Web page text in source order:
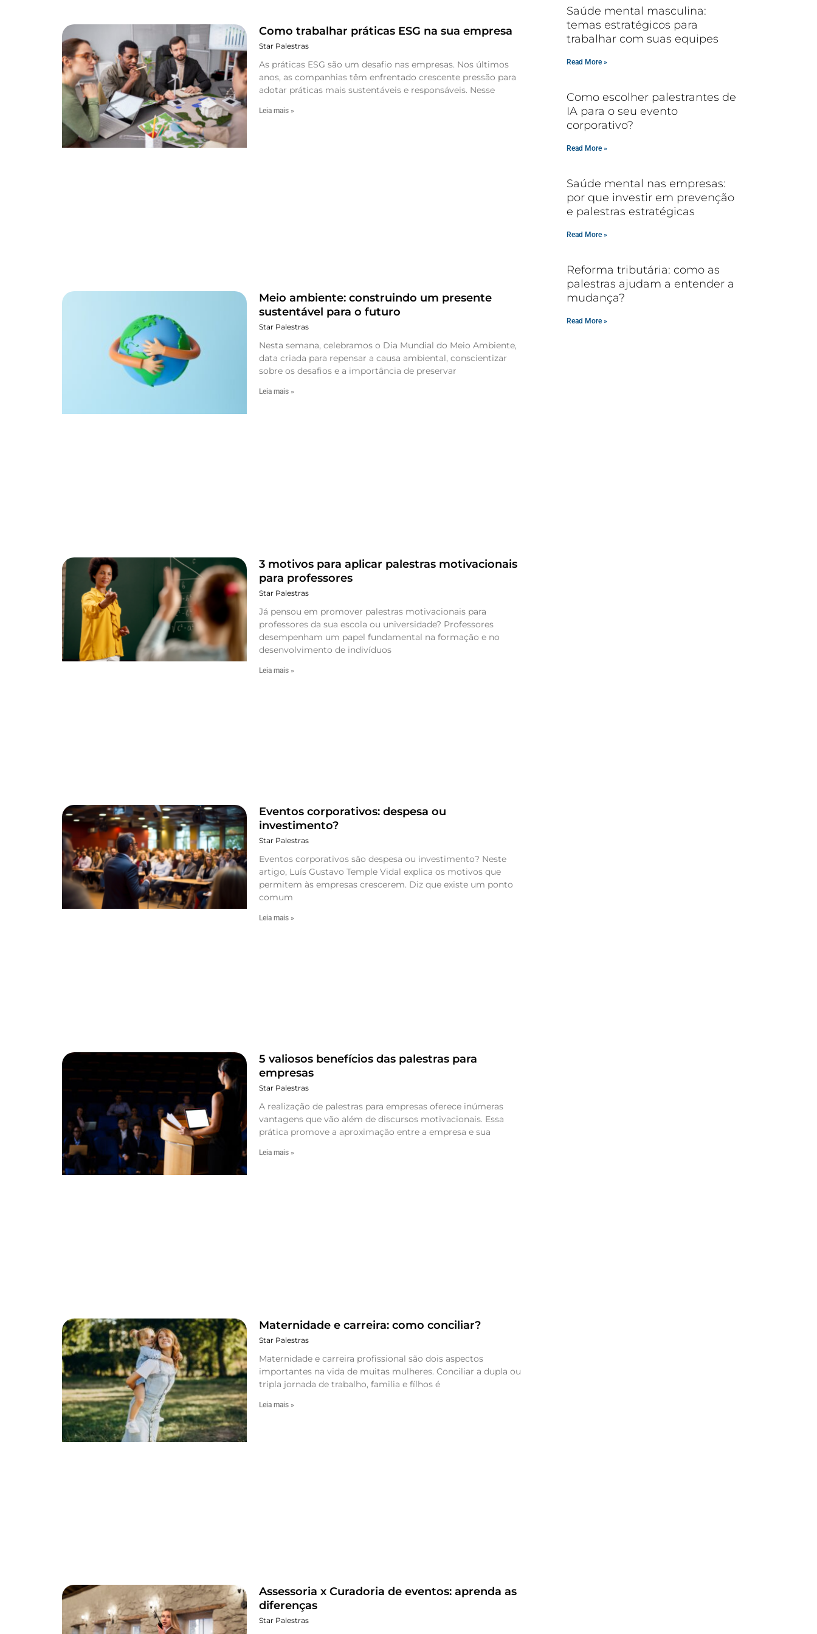
Como trabalhar práticas ESG na sua empresa
Star Palestras
As práticas ESG são um desafio nas empresas. Nos últimos
anos, as companhias têm enfrentado crescente pressão para
adotar práticas mais sustentáveis e responsáveis. Nesse
Leia mais »
Meio ambiente: construindo um presente
sustentável para o futuro
Star Palestras
Nesta semana, celebramos o Dia Mundial do Meio Ambiente,
data criada para repensar a causa ambiental, conscientizar
sobre os desafios e a importância de preservar
Leia mais »
3 motivos para aplicar palestras motivacionais
para professores
Star Palestras
Já pensou em promover palestras motivacionais para
professores da sua escola ou universidade? Professores
desempenham um papel fundamental na formação e no
desenvolvimento de indivíduos
Leia mais »
Eventos corporativos: despesa ou
investimento?
Star Palestras
Eventos corporativos são despesa ou investimento? Neste
artigo, Luís Gustavo Temple Vidal explica os motivos que
permitem às empresas crescerem. Diz que existe um ponto
comum
Leia mais »
5 valiosos benefícios das palestras para
empresas
Star Palestras
A realização de palestras para empresas oferece inúmeras
vantagens que vão além de discursos motivacionais. Essa
prática promove a aproximação entre a empresa e sua
Leia mais »
Maternidade e carreira: como conciliar?
Star Palestras
Maternidade e carreira profissional são dois aspectos
importantes na vida de muitas mulheres. Conciliar a dupla ou
tripla jornada de trabalho, familia e fílhos é
Leia mais »
Assessoria x Curadoria de eventos: aprenda as
diferenças
Star Palestras
Saúde mental masculina:
temas estratégicos para
trabalhar com suas equipes
Read More »
Como escolher palestrantes de
IA para o seu evento
corporativo?
Read More »
Saúde mental nas empresas:
por que investir em prevenção
e palestras estratégicas
Read More »
Reforma tributária: como as
palestras ajudam a entender a
mudança?
Read More »